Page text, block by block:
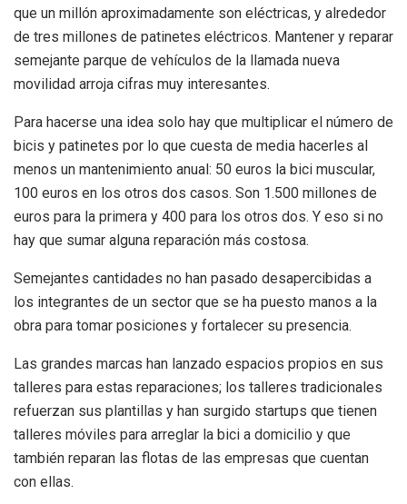
que un millón aproximadamente son eléctricas, y alrededor
de tres millones de patinetes eléctricos. Mantener y reparar
semejante parque de vehículos de la llamada nueva
movilidad arroja cifras muy interesantes.
Para hacerse una idea solo hay que multiplicar el número de
bicis y patinetes por lo que cuesta de media hacerles al
menos un mantenimiento anual: 50 euros la bici muscular,
100 euros en los otros dos casos. Son 1.500 millones de
euros para la primera y 400 para los otros dos. Y eso si no
hay que sumar alguna reparación más costosa.
Semejantes cantidades no han pasado desapercibidas a
los integrantes de un sector que se ha puesto manos a la
obra para tomar posiciones y fortalecer su presencia.
Las grandes marcas han lanzado espacios propios en sus
talleres para estas reparaciones; los talleres tradicionales
refuerzan sus plantillas y han surgido startups que tienen
talleres móviles para arreglar la bici a domicilio y que
también reparan las flotas de las empresas que cuentan
con ellas.